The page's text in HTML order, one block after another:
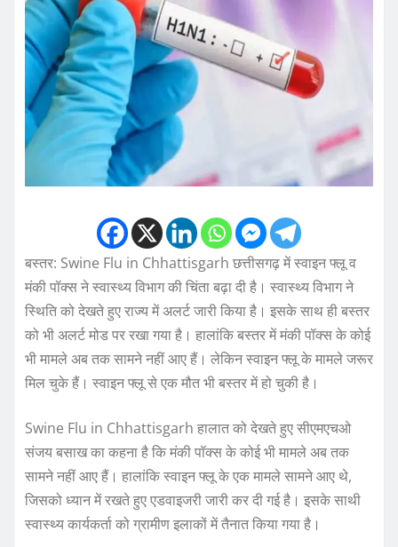
बस्तर: Swine Flu in Chhattisgarh छत्तीसगढ़ में स्वाइन फ्लू व
मंकी पॉक्स ने स्वास्थ्य विभाग की चिंता बढ़ा दी है। स्वास्थ्य विभाग ने
स्थिति को देखते हुए राज्य में अलर्ट जारी किया है। इसके साथ ही बस्तर
को भी अलर्ट मोड पर रखा गया है। हालांकि बस्तर में मंकी पॉक्स के कोई
भी मामले अब तक सामने नहीं आए हैं। लेकिन स्वाइन फ्लू के मामले जरूर
मिल चुके हैं। स्वाइन फ्लू से एक मौत भी बस्तर में हो चुकी है।
Swine Flu in Chhattisgarh हालात को देखते हुए सीएमएचओ
संजय बसाख का कहना है कि मंकी पॉक्स के कोई भी मामले अब तक
सामने नहीं आए हैं। हालांकि स्वाइन फ्लू के एक मामले सामने आए थे,
जिसको ध्यान में रखते हुए एडवाइजरी जारी कर दी गई है। इसके साथी
स्वास्थ्य कार्यकर्ता को ग्रामीण इलाकों में तैनात किया गया है।